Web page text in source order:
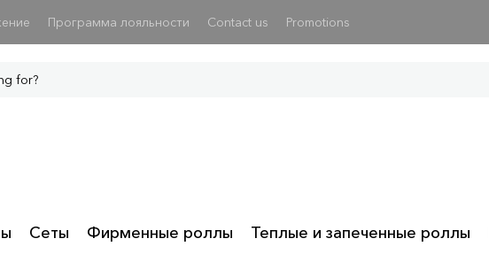
Программа лояльности Contact us Promotions
Сеты Фирменные роллы Теплые и запеченные роллы